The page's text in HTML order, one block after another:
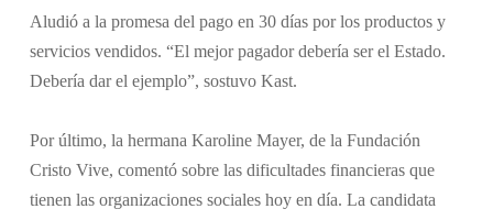
Aludió a la promesa del pago en 30 días por los productos y
servicios vendidos. “El mejor pagador debería ser el Estado.
Debería dar el ejemplo”, sostuvo Kast.
Por último, la hermana Karoline Mayer, de la Fundación
Cristo Vive, comentó sobre las dificultades financieras que
tienen las organizaciones sociales hoy en día. La candidata